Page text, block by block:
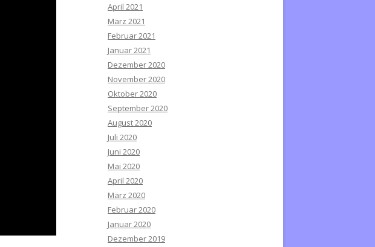
April 2021
März 2021
Februar 2021
Januar 2021
Dezember 2020
November 2020
Oktober 2020
September 2020
August 2020
Juli 2020
Juni 2020
Mai 2020
April 2020
März 2020
Februar 2020
Januar 2020
Dezember 2019